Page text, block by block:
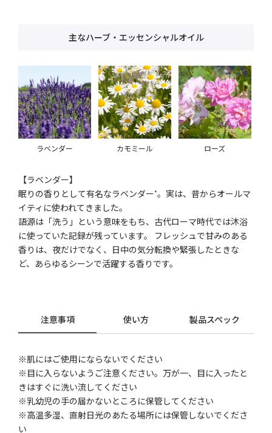
主なハーブ・エッセンシャルオイル
ラベンダー カモミール ローズ
【ラベンダー】
眠りの香りとして有名なラベンダー*。実は、昔からオールマ
イティに使われてきました。
語源は「洗う」という意味をもち、古代ローマ時代では沐浴
に使っていた記録が残っています。 フレッシュで甘みのある
香りは、夜だけでなく、日中の気分転換や緊張したときな
ど、あらゆるシーンで活躍する香りです。
注意事項 使い方 製品スペック
※肌にはご使用にならないでください
※目に入らないようご注意ください。万が一、目に入ったと
きはすぐに洗い流してください
※乳幼児の手の届かないところに保管してください
※高温多湿、直射日光のあたる場所には保管しないでくださ
い